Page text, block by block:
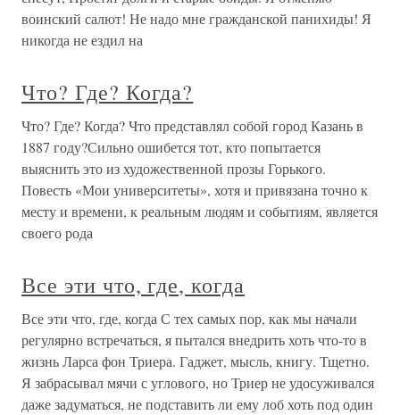
воинский салют! Не надо мне гражданской панихиды! Я
никогда не ездил на
Что? Где? Когда?
Что? Где? Когда? Что представлял собой город Казань в
1887 году?Сильно ошибется тот, кто попытается
выяснить это из художественной прозы Горького.
Повесть «Мои университеты», хотя и привязана точно к
месту и времени, к реальным людям и событиям, является
своего рода
Все эти что, где, когда
Все эти что, где, когда С тех самых пор, как мы начали
регулярно встречаться, я пытался внедрить хоть что-то в
жизнь Ларса фон Триера. Гаджет, мысль, книгу. Тщетно.
Я забрасывал мячи с углового, но Триер не удосуживался
даже задуматься, не подставить ли ему лоб хоть под один